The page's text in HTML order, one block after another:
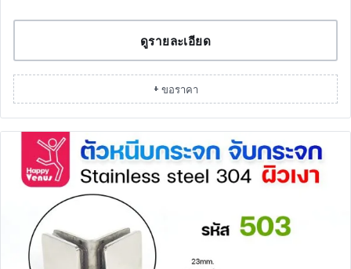
ดูรายละเอียด
+ ขอราคา